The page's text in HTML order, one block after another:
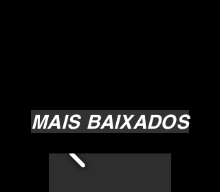
MAIS BAIXADOS